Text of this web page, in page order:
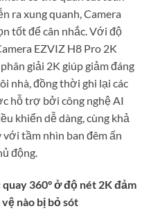
ra xung quanh, Camera
tốt để cân nhắc. Với độ
EZVIZ H8 Pro 2K
giải 2K giúp giảm đáng
nhà, đồng thời ghi lại các
hỗ trợ bởi công nghệ AI
khiển dễ dàng, cùng khả
với tầm nhìn ban đêm ấn
động.
360° ở độ nét 2K đảm
nào bị bỏ sót